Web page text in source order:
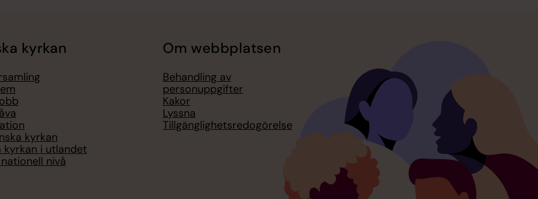
kyrkan
kyrkan
kyrkan i utlandet
nivå
Om webbplatsen
Behandling av
personuppgifter
Kakor
Lyssna
Tillgänglighetsredogörelse